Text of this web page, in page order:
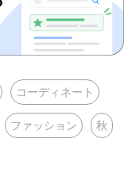
コーディネート
ファッション 秋